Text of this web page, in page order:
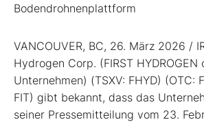
Bodendrohnenplattform
VANCOUVER, BC, 26. März 2026 /
Hydrogen Corp. (FIRST HYDROGEN
Unternehmen) (TSXV: FHYD) (OTC:
FIT) gibt bekannt, dass das
seiner Pressemitteilung vom 23.